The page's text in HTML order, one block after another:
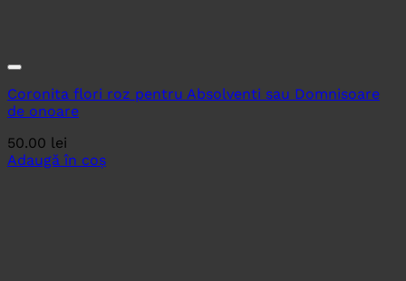
Coronita flori roz pentru Absolventi sau Domnisoare
de onoare
50.00 lei
Adaugă în coș